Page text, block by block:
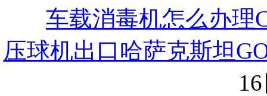
车载消毒机怎么办理
压球机出口哈萨克斯坦